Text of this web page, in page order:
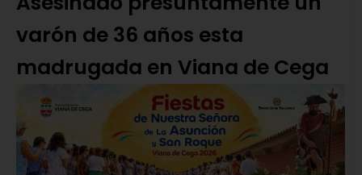
varón de 36 años esta
madrugada en Viana de Cega